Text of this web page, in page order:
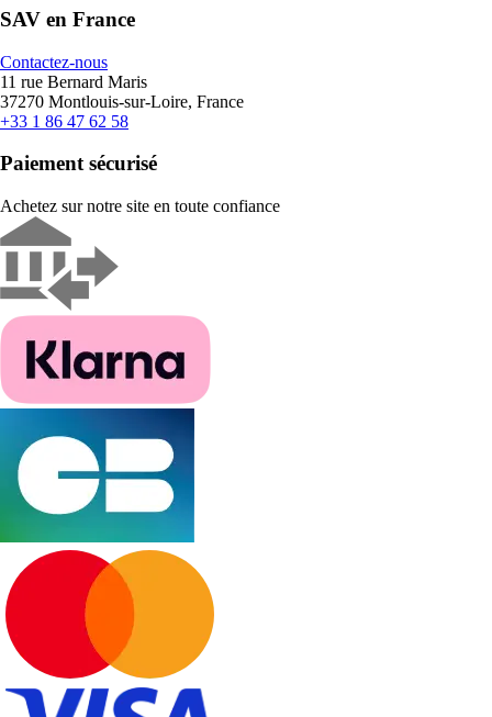
SAV en France
Contactez-nous
11 rue Bernard Maris
37270 Montlouis-sur-Loire, France
+33 1 86 47 62 58
Paiement sécurisé
Achetez sur notre site en toute confiance